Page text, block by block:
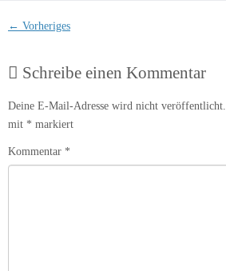
← Vorheriges
Schreibe einen Kommentar
Deine E-Mail-Adresse wird nicht veröffentlicht.
mit * markiert
Kommentar *